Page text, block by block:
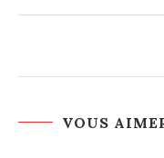
VOUS